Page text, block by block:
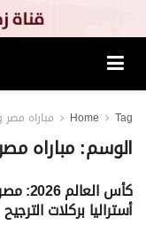
Home Tag مباراه مصر
الوسم:مباراه
كأس
أستراليا بركلات الترجيح